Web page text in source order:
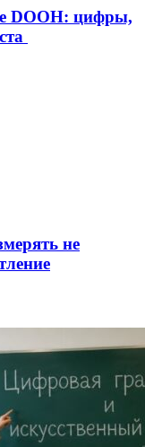
DOOH: цифры,
не